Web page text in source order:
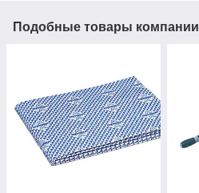
Подобные товары компании